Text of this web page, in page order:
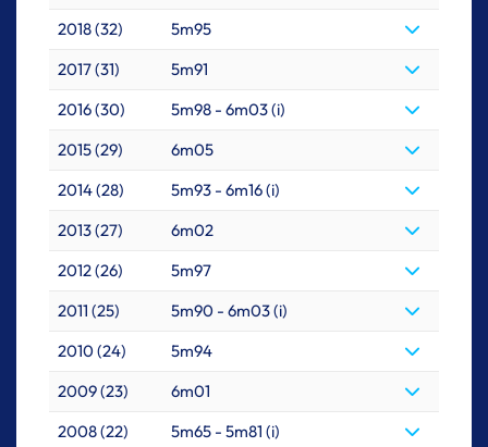
2018 (32)
5m95
2017 (31)
5m91
2016 (30)
5m98 - 6m03 (i)
2015 (29)
6m05
2014 (28)
5m93 - 6m16 (i)
2013 (27)
6m02
2012 (26)
5m97
2011 (25)
5m90 - 6m03 (i)
2010 (24)
5m94
2009 (23)
6m01
2008 (22)
5m65 - 5m81 (i)